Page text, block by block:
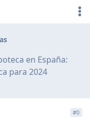
en España:
para 2024
#0